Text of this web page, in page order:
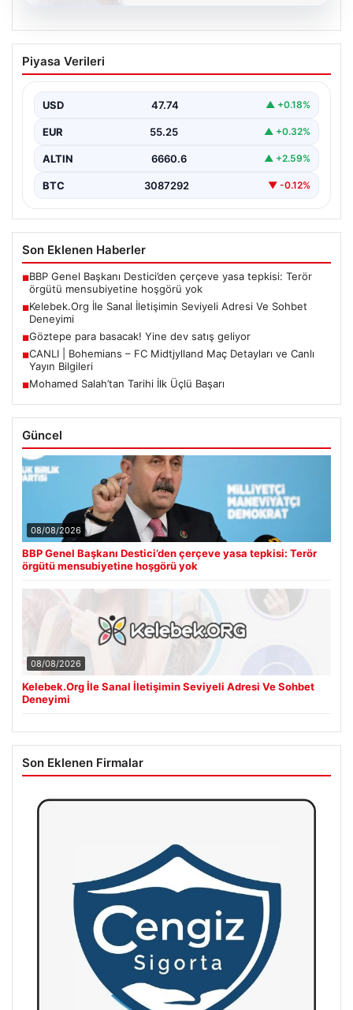
Kelebek.Org İle Sanal İletişimin Seviyeli
Adresi Ve Sohbet Deneyimi
oluşturması büyük bir hassasiyet ifade etmektedir.
Halen…
Piyasa Verileri
USD 47.74 ▲ +0.18%
EUR 55.25 ▲ +0.32%
ALTIN 6660.6 ▲ +2.59%
BTC 3087292 ▼ -0.12%
Son Eklenen Haberler
■BBP Genel Başkanı Destici’den çerçeve yasa tepkisi: Terör
örgütü mensubiyetine hoşgörü yok
■Kelebek.Org İle Sanal İletişimin Seviyeli Adresi Ve Sohbet
Deneyimi
■Göztepe para basacak! Yine dev satış geliyor
■CANLI | Bohemians – FC Midtjylland Maç Detayları ve Canlı
Yayın Bilgileri
■Mohamed Salah’tan Tarihi İlk Üçlü Başarı
Güncel
08/08/2026
BBP Genel Başkanı Destici’den çerçeve yasa tepkisi: Terör
örgütü mensubiyetine hoşgörü yok
08/08/2026
Kelebek.Org İle Sanal İletişimin Seviyeli Adresi Ve Sohbet
Deneyimi
Son Eklenen Firmalar